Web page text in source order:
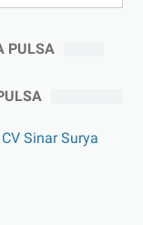
PULSA
Sinar Surya